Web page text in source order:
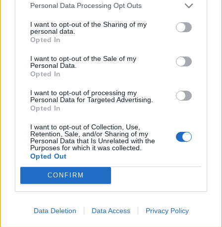
Personal Data Processing Opt Outs
I want to opt-out of the Sharing of my
personal data.
Opted In
I want to opt-out of the Sale of my
Personal Data.
Opted In
I want to opt-out of processing my
Personal Data for Targeted Advertising.
Opted In
I want to opt-out of Collection, Use,
Retention, Sale, and/or Sharing of my
Personal Data that Is Unrelated with the
Purposes for which it was collected.
Opted Out
CONFIRM
Data Deletion Data Access Privacy Policy
ALTRE NOTIZIE DI CANEGRATE